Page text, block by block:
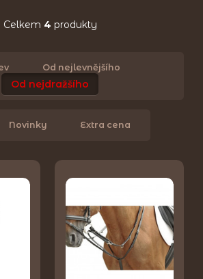
Celkem 4 produkty
Od nejlevnějšího
Od nejdražšího
Novinky Extra cena